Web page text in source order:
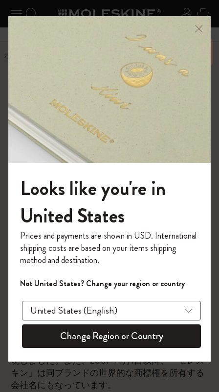
ナビゲーションの切替 ログ
検索 (キーワードなど) カ
6,500円以上のご購入で送料無料 メニ
ーを閉じる
ホーム
モレスキン 倫理規範
取締役会承認事項
1. 目的および適用範囲
モレスキン（Moleskine）グループは、クリエイテ
ィブ・クラス（知識創造階層）や、移動の多い現
代人のアイデンティティに寄り添う一連の製品
（ノートブック、ダイアリー、手帳、バッグ、筆
記具、読書用アクセサリーなど）の設計、マーケ
ティング、および販売を行っています。
モレスキンは、持続的な成長を続けているクリエ
イティブなグループであり、本社はミラノに位置
しています。
当ブランドは1997年に設立され、過去2世紀にわ
たりヴィンセント・ファン・ゴッホ、パブロ・ピ
カソ、アーネスト・ヘミングウェイ、ブルース・
チャトウィンといった芸術家や知識人たちに愛用
されてきた伝説的なノートブックの姿を現代に再
現しました。また、2007年1月1日以降、「モレス
キン」は同ブランドの世界的な商標権を所有する
会社名にもなっています。
モレスキンの世界へようこそ
「WELCOME10」を入力すると、初回注
文が10%オフ＋送料無料になります。セ
ール・アウトレット品は適用外。
Moleskineアカウントを作成して限定オフ
ァーや会員特典、さらに多くのインスピ
レーションを手に入れましょう。
今すぐ会員登録 !
Looks like you're in
United States
Prices and payments are shown in USD. International
shipping costs are based on your items shipping
method and destination.
Not United States? Change your region or country
Change Region or Country